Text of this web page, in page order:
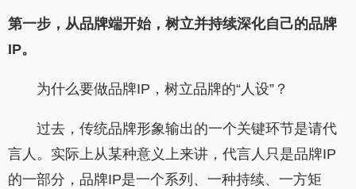
第一步，从品牌端开始，树立并持续深化自己的品牌
IP。
为什么要做品牌IP，树立品牌的“人设”？
过去，传统品牌形象输出的一个关键环节是请代
言人。实际上从某种意义上来讲，代言人只是品牌IP
的一部分，品牌IP是一个系列、一种持续、一方矩